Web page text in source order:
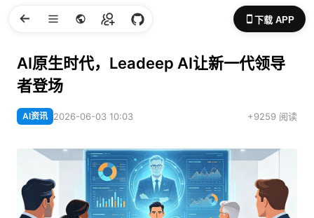
下载 APP
AI原生时代，Leadeep AI让新一代领导
者登场
AI资讯 2026-06-03 10:03 +9259 阅读